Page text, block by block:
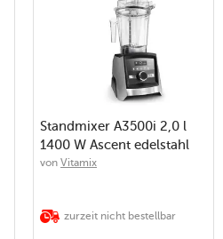
Standmixer A3500i 2,0 l
1400 W Ascent edelstahl
von Vitamix
zurzeit nicht bestellbar